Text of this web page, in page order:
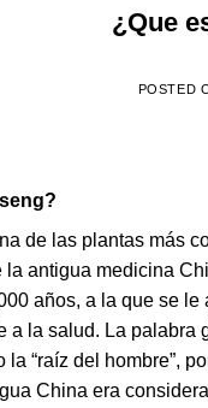
¿Que
POSTED
de las plantas más
la antigua medicina
años, a la que se
a la salud. La palabra
la “raíz del hombre”,
China era